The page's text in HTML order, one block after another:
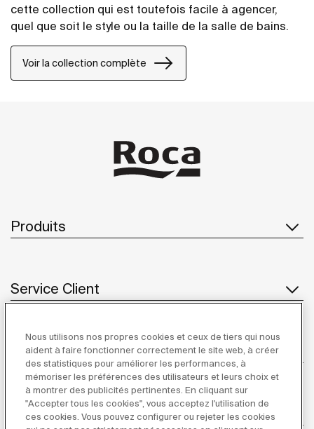
cette collection qui est toutefois facile à agencer,
quel que soit le style ou la taille de la salle de bains.
Voir la collection complète
Produits
Service Client
À propos de Roca
Inspiration
Nous utilisons nos propres cookies et ceux de tiers qui nous
aident à faire fonctionner correctement le site web, à créer
des statistiques pour améliorer les performances, à
mémoriser les préférences des utilisateurs et leurs choix et
à montrer des publicités pertinentes. En cliquant sur
"Accepter tous les cookies", vous acceptez l'utilisation de
ces cookies. Vous pouvez configurer ou rejeter les cookies